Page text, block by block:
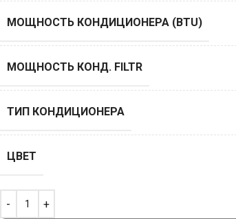
МОЩНОСТЬ КОНДИЦИОНЕРА (BTU)
МОЩНОСТЬ КОНД. FILTR
ТИП КОНДИЦИОНЕРА
ЦВЕТ